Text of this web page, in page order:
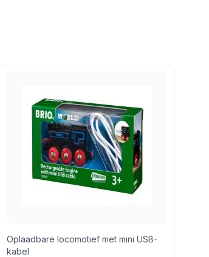
Oplaadbare locomotief met mini USB-
kabel